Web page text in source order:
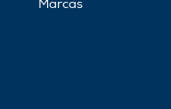
Marcas